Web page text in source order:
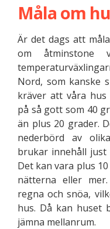
Måla om
Är det dags att
om
Nord, som kanske
kräver att våra
på så gott som 40
än plus 20 grader.
nederbörd av
brukar innehåll just
Det kan vara plus
nätterna eller
regna och snöa,
hus. Då kan huset
jämna mellanrum.